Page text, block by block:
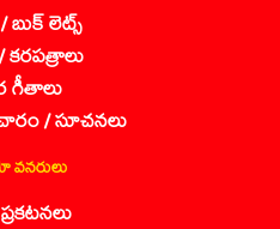
బుక్ లెట్స్
కరపత్రాలు
గీతాలు
/ సూచనలు